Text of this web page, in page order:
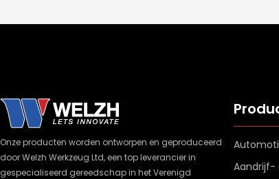
Onze producten worden ontworpen en geproduceerd
door Welzh Werkzeug Ltd, een top leverancier in
gespecialiseerd gereedschap in het Verenigd
Aandrijf-